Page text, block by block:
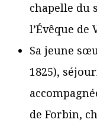
chapelle du
l’Évêque de
Sa jeune
1825),
de Forbin,